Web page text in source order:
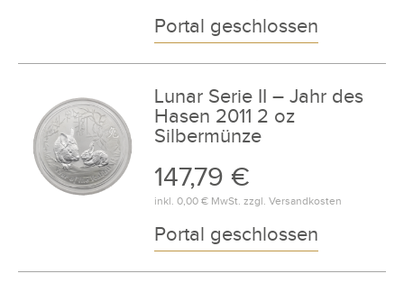
Portal geschlossen
Lunar Serie II – Jahr des
Hasen 2011 2 oz
Silbermünze
147,79 €
inkl. 0,00 €MwSt. zzgl. Versandkosten
Portal geschlossen